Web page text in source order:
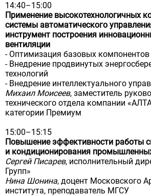
14:40–15:00
Применение высокотехнологичных
системы автоматического
инструмент построения
вентиляции
- Оптимизация базовых компонентов
- Внедрение продвинутых
технологий
- Внедрение интеллектуального
Михаил Моисеев, заместитель
технического отдела компании
категории Премиум
15:00–15:15
Повышение эффективности работы
и кондиционирования
Сергей Писарев, исполнительный
Групп»
Нина Шонина, доцент Московского
института, преподаватель МГСУ